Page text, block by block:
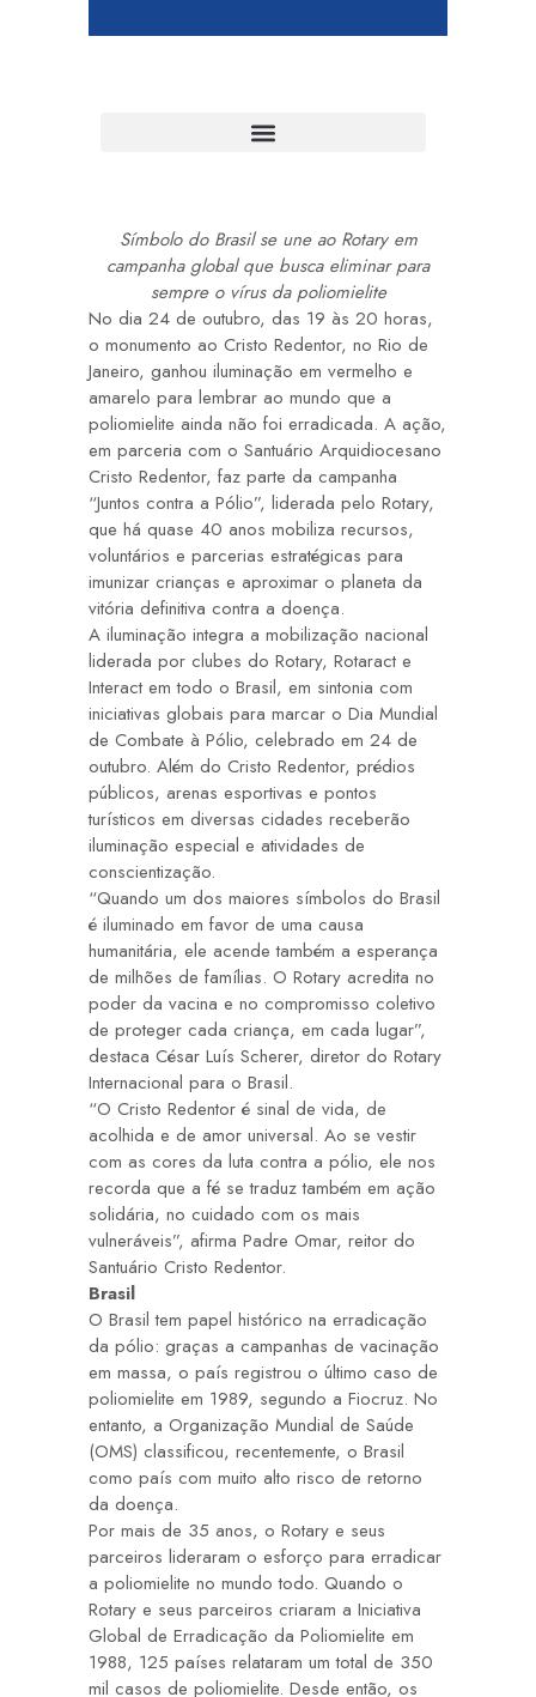
Símbolo do Brasil se une ao Rotary em
campanha global que busca eliminar para
sempre o vírus da poliomielite
No dia 24 de outubro, das 19 às 20 horas,
o monumento ao Cristo Redentor, no Rio de
Janeiro, ganhou iluminação em vermelho e
amarelo para lembrar ao mundo que a
poliomielite ainda não foi erradicada. A ação,
em parceria com o Santuário Arquidiocesano
Cristo Redentor, faz parte da campanha
“Juntos contra a Pólio”, liderada pelo Rotary,
que há quase 40 anos mobiliza recursos,
voluntários e parcerias estratégicas para
imunizar crianças e aproximar o planeta da
vitória definitiva contra a doença.
A iluminação integra a mobilização nacional
liderada por clubes do Rotary, Rotaract e
Interact em todo o Brasil, em sintonia com
iniciativas globais para marcar o Dia Mundial
de Combate à Pólio, celebrado em 24 de
outubro. Além do Cristo Redentor, prédios
públicos, arenas esportivas e pontos
turísticos em diversas cidades receberão
iluminação especial e atividades de
conscientização.
“Quando um dos maiores símbolos do Brasil
é iluminado em favor de uma causa
humanitária, ele acende também a esperança
de milhões de famílias. O Rotary acredita no
poder da vacina e no compromisso coletivo
de proteger cada criança, em cada lugar”,
destaca César Luís Scherer, diretor do Rotary
Internacional para o Brasil.
“O Cristo Redentor é sinal de vida, de
acolhida e de amor universal. Ao se vestir
com as cores da luta contra a pólio, ele nos
recorda que a fé se traduz também em ação
solidária, no cuidado com os mais
vulneráveis”, afirma Padre Omar, reitor do
Santuário Cristo Redentor.
Brasil
O Brasil tem papel histórico na erradicação
da pólio: graças a campanhas de vacinação
em massa, o país registrou o último caso de
poliomielite em 1989, segundo a Fiocruz. No
entanto, a Organização Mundial de Saúde
(OMS) classificou, recentemente, o Brasil
como país com muito alto risco de retorno
da doença.
Por mais de 35 anos, o Rotary e seus
parceiros lideraram o esforço para erradicar
a poliomielite no mundo todo. Quando o
Rotary e seus parceiros criaram a Iniciativa
Global de Erradicação da Poliomielite em
1988, 125 países relataram um total de 350
mil casos de poliomielite. Desde então, os